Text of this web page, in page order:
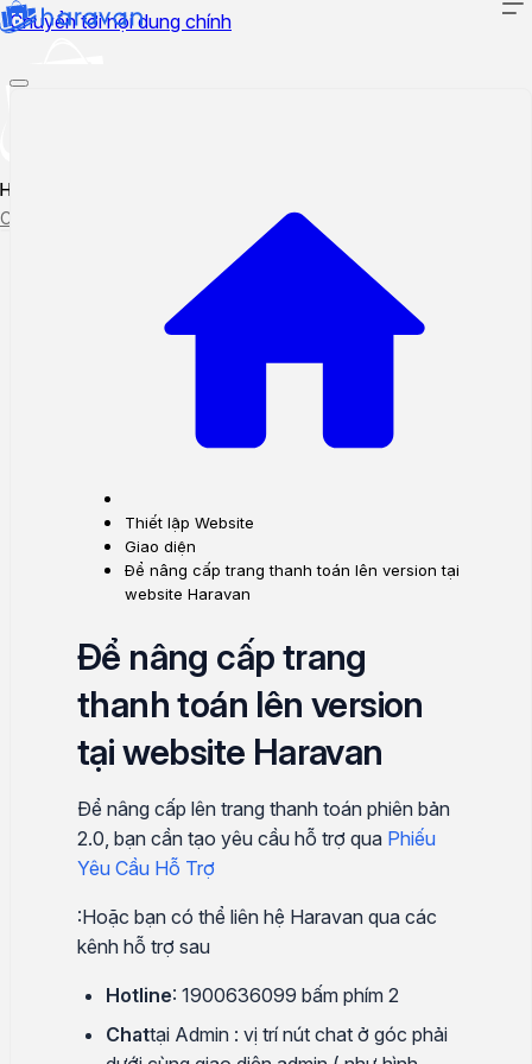
Chuyển tới nội dung chính
Hướng dẫn sử dụng
Cập nhật tính năng mới
Theo dõi ticket
Thiết lập Website
Giao diện
Để nâng cấp trang thanh toán lên version tại
website Haravan
Để nâng cấp trang
thanh toán lên version
tại website Haravan
Để nâng cấp lên trang thanh toán phiên bản
2.0, bạn cần tạo yêu cầu hỗ trợ qua Phiếu
Yêu Cầu Hỗ Trợ
:Hoặc bạn có thể liên hệ Haravan qua các
kênh hỗ trợ sau
Hotline: 1900636099 bấm phím 2
Chattại Admin : vị trí nút chat ở góc phải